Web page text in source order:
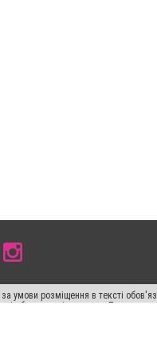
умови розміщення в тексті
або в якості джерела.